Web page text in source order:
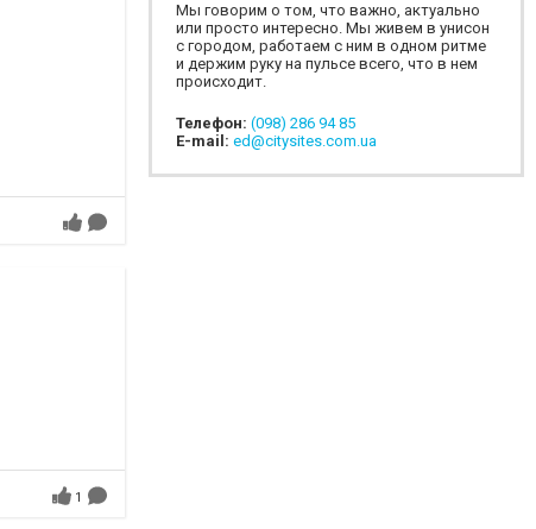
1
Мы говорим о том, что важно, актуально
или просто интересно. Мы живем в унисон
с городом, работаем с ним в одном ритме
и держим руку на пульсе всего, что в нем
происходит.
Телефон: (098) 286 94 85
E-mail: ed@citysites.com.ua